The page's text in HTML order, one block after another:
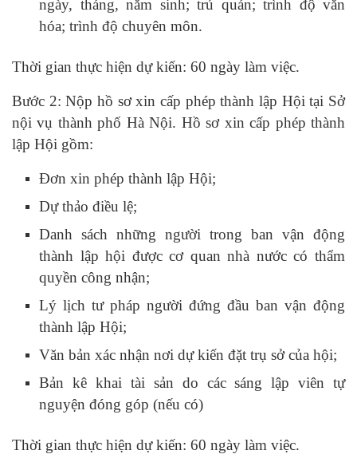
ngày, tháng, năm sinh; trú quán; trình độ văn
hóa; trình độ chuyên môn.
Thời gian thực hiện dự kiến: 60 ngày làm việc.
Bước 2: Nộp hồ sơ xin cấp phép thành lập Hội tại Sở
nội vụ thành phố Hà Nội. Hồ sơ xin cấp phép thành
lập Hội gồm:
Đơn xin phép thành lập Hội;
Dự thảo điều lệ;
Danh sách những người trong ban vận động
thành lập hội được cơ quan nhà nước có thẩm
quyền công nhận;
Lý lịch tư pháp người đứng đầu ban vận động
thành lập Hội;
Văn bản xác nhận nơi dự kiến đặt trụ sở của hội;
Bản kê khai tài sản do các sáng lập viên tự
nguyện đóng góp (nếu có)
Thời gian thực hiện dự kiến: 60 ngày làm việc.